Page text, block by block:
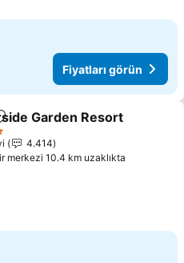
Fiyatları görün
ekle
Garden Resort
4.414
merkezi 10.4 km uzaklıkta